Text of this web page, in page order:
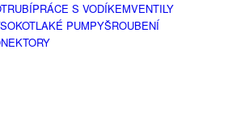
PRÁCE S VODÍKEMVENTILY
PUMPYŠROUBENÍ